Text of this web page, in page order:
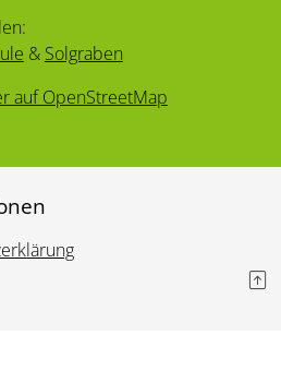
& Solgraben
auf OpenStreetMap